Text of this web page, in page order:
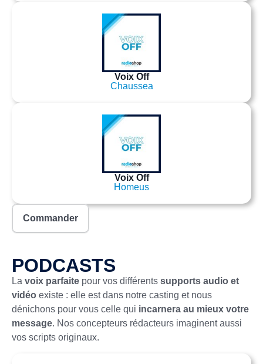
Voix Off
Chaussea
Voix Off
Homeus
Commander
PODCASTS
La voix parfaite pour vos différents supports audio et
vidéo existe : elle est dans notre casting et nous
dénichons pour vous celle qui incarnera au mieux votre
message. Nos concepteurs rédacteurs imaginent aussi
vos scripts originaux.